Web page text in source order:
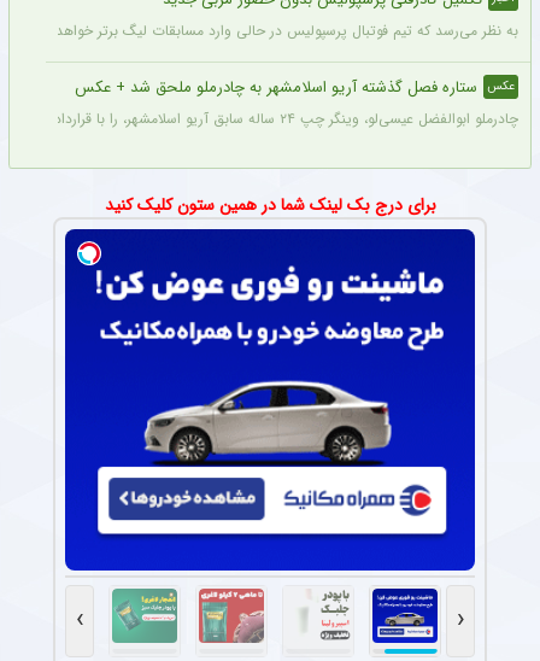
به نظر می‌رسد که تیم فوتبال پرسپولیس در حالی وارد مسابقات لیگ برتر خواهد شد که
عکس ستاره فصل گذشته آریو اسلامشهر به چادرملو ملحق شد + عکس
چادرملو ابوالفضل عیسی‌لو، وینگر چپ ۲۴ ساله سابق آریو اسلامشهر، را با قراردادی سه ساله جذب کرد.
برای درج بک لینک شما در همین ستون کلیک کنید
‹
›